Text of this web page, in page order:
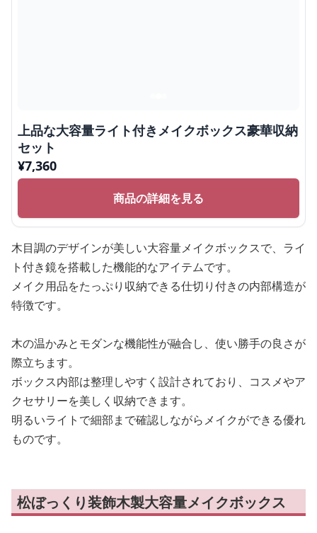
上品な大容量ライト付きメイクボックス豪華収納
セット
¥7,360
商品の詳細を見る
木目調のデザインが美しい大容量メイクボックスで、ライ
ト付き鏡を搭載した機能的なアイテムです。
メイク用品をたっぷり収納できる仕切り付きの内部構造が
特徴です。
木の温かみとモダンな機能性が融合し、使い勝手の良さが
際立ちます。
ボックス内部は整理しやすく設計されており、コスメやア
クセサリーを美しく収納できます。
明るいライトで細部まで確認しながらメイクができる優れ
ものです。
松ぼっくり装飾木製大容量メイクボックス